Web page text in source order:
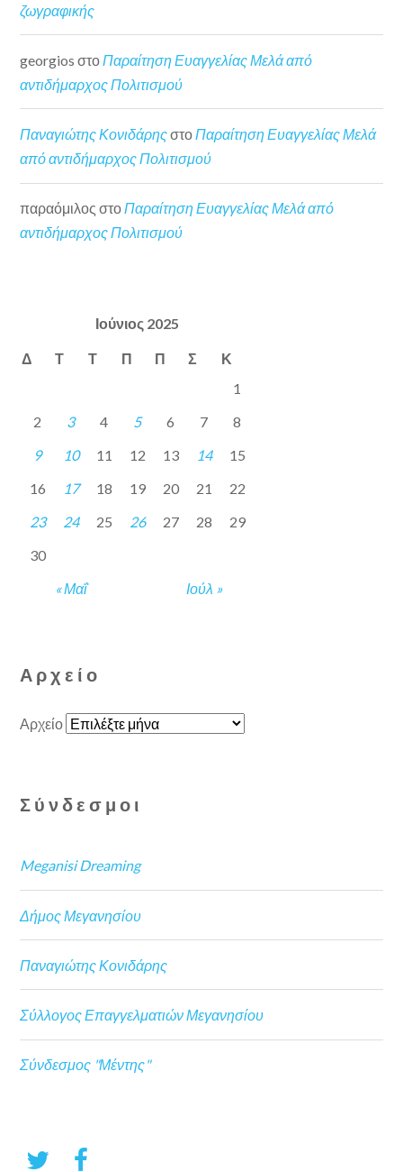
ζωγραφικής
georgios στοΠαραίτηση Ευαγγελίας Μελά από
αντιδήμαρχος Πολιτισμού
Παναγιώτης ΚονιδάρηςστοΠαραίτηση Ευαγγελίας Μελά
από αντιδήμαρχος Πολιτισμού
παραόμιλος στοΠαραίτηση Ευαγγελίας Μελά από
αντιδήμαρχος Πολιτισμού
Ιούνιος 2025
Δ Τ Τ Π Π Σ Κ
« Μαΐ Ιούλ »
1
2
3 4 5 6 7
8
9
10 11 12 13 14
15
16
17 18 19 20 21
22
23
24 25 26 27 28
29
30
Αρχείο
Αρχείο
Σύνδεσμοι
Meganisi Dreaming
Δήμος Μεγανησίου
Παναγιώτης Κονιδάρης
Σύλλογος Επαγγελματιών Μεγανησίου
Σύνδεσμος "Μέντης"